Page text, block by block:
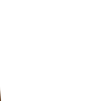
и уровнях
принимать